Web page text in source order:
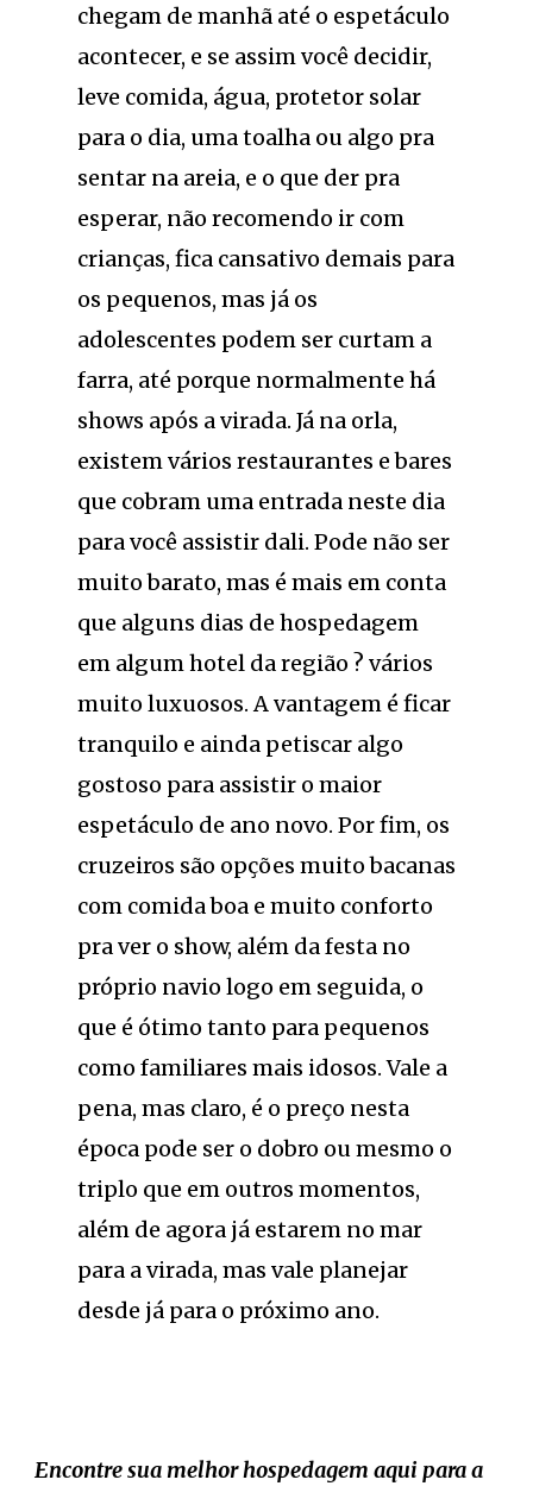
chegam de manhã até o espetáculo
acontecer, e se assim você decidir,
leve comida, água, protetor solar
para o dia, uma toalha ou algo pra
sentar na areia, e o que der pra
esperar, não recomendo ir com
crianças, fica cansativo demais para
os pequenos, mas já os
adolescentes podem ser curtam a
farra, até porque normalmente há
shows após a virada. Já na orla,
existem vários restaurantes e bares
que cobram uma entrada neste dia
para você assistir dali. Pode não ser
muito barato, mas é mais em conta
que alguns dias de hospedagem
em algum hotel da região ? vários
muito luxuosos. A vantagem é ficar
tranquilo e ainda petiscar algo
gostoso para assistir o maior
espetáculo de ano novo. Por fim, os
cruzeiros são opções muito bacanas
com comida boa e muito conforto
pra ver o show, além da festa no
próprio navio logo em seguida, o
que é ótimo tanto para pequenos
como familiares mais idosos. Vale a
pena, mas claro, é o preço nesta
época pode ser o dobro ou mesmo o
triplo que em outros momentos,
além de agora já estarem no mar
para a virada, mas vale planejar
desde já para o próximo ano.
Encontre sua melhor hospedagem aqui para a